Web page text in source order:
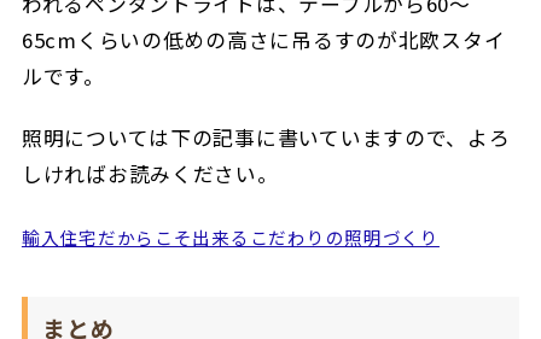
65cmくらいの低めの高さに吊るすのが北欧スタイ
ルです。
照明については下の記事に書いていますので、よろ
しければお読みください。
輸入住宅だからこそ出来るこだわりの照明づくり
まとめ